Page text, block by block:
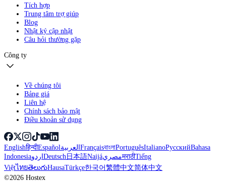
Tích hợp
Trung tâm trợ giúp
Blog
Nhật ký cập nhật
Câu hỏi thường gặp
Công ty
Về chúng tôi
Bảng giá
Liên hệ
Chính sách bảo mật
Điều khoản sử dụng
Englishहिन्दीEspañolالعربيةFrançaisবাংলাPortuguêsItalianoРусскийBahasa
IndonesiaاردوDeutsch日本語NaijáمصريमराठीTiếng
ViệtไทยతెలుగుHausaTürkçe한국어繁體中文简体中文
©2026 Hostex